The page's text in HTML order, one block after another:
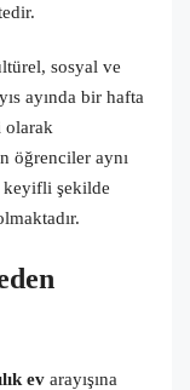
sosyal ve
ayında bir hafta
olarak
öğrenciler aynı
keyifli şekilde
ev arayışına